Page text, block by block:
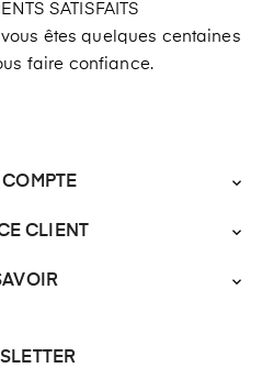
SATISFAITS
êtes quelques centaines
faire confiance.
COMPTE 
CLIENT 
